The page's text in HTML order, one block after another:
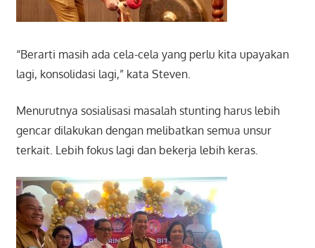
“Berarti masih ada cela-cela yang perlu kita upayakan
lagi, konsolidasi lagi,” kata Steven.
Menurutnya sosialisasi masalah stunting harus lebih
gencar dilakukan dengan melibatkan semua unsur
terkait. Lebih fokus lagi dan bekerja lebih keras.